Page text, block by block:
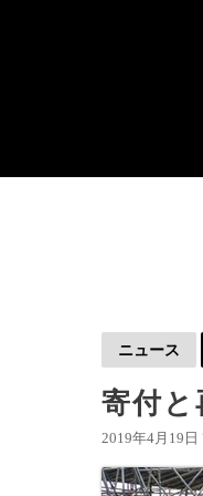
ニュース
寄付
2019年4月19日